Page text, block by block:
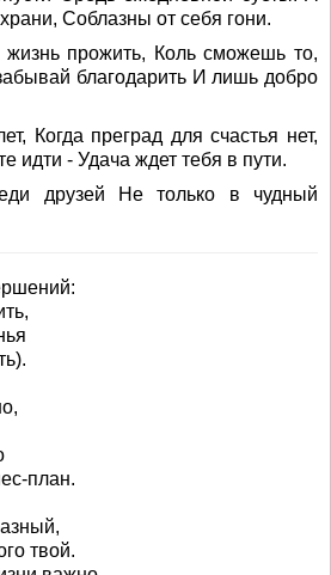
Соблазны от себя гони.
прожить, Коль сможешь то,
благодарить И лишь добро
Когда преград для счастья нет,
идти - Удача ждет тебя в пути.
друзей Не только в чудный
план.
твой.